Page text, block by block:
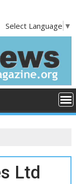
Select Language ▼
Ltd